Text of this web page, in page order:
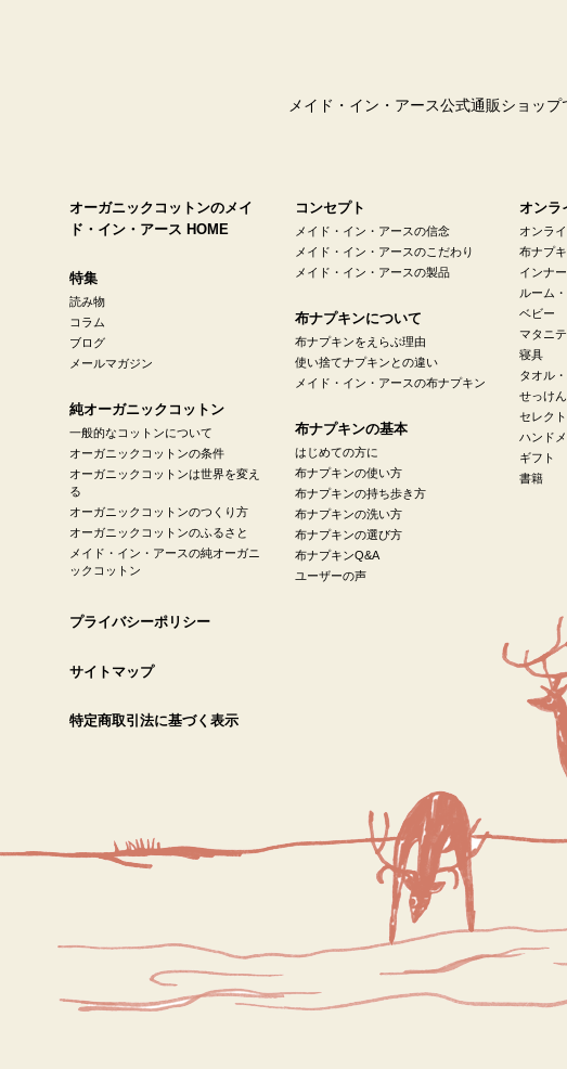
メイド・イン・アース公式通販ショッ
オーガニックコットンのメイ
ド・イン・アース HOME
特集
読み物
コラム
ブログ
メールマガジン
純オーガニックコットン
一般的なコットンについて
オーガニックコットンの条件
オーガニックコットンは世界を変え
る
オーガニックコットンのつくり方
オーガニックコットンのふるさと
メイド・イン・アースの純オーガニ
ックコットン
コンセプト
メイド・イン・アースの信念
メイド・イン・アースのこだわり
メイド・イン・アースの製品
布ナプキンについて
布ナプキンをえらぶ理由
使い捨てナプキンとの違い
メイド・イン・アースの布ナプキン
布ナプキンの基本
はじめての方に
布ナプキンの使い方
布ナプキンの持ち歩き方
布ナプキンの洗い方
布ナプキンの選び方
布ナプキンQ&A
ユーザーの声
オンラ
オンラ
布ナプ
インナ
ルーム
ベビー
マタニ
寝具
タオル
せっけ
セレク
ハンド
ギフト
書籍
プライバシーポリシー
サイトマップ
特定商取引法に基づく表示